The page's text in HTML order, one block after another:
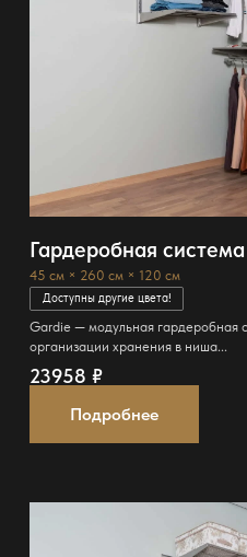
Гардеробная
45 см × 260 см × 120 см
Доступны другие цвета!
Gardie — модульная гардеробная
организации хранения в ниша...
23958 ₽
Подробнее